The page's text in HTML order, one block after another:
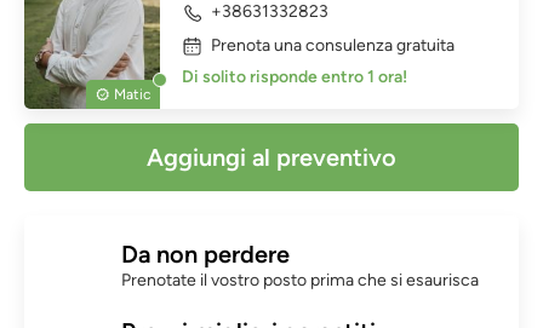
Matic
+38631332823
Prenota una consulenza gratuita
Di solito risponde entro 1 ora!
Aggiungi al preventivo
Da non perdere
Prenotate il vostro posto prima che si esaurisca